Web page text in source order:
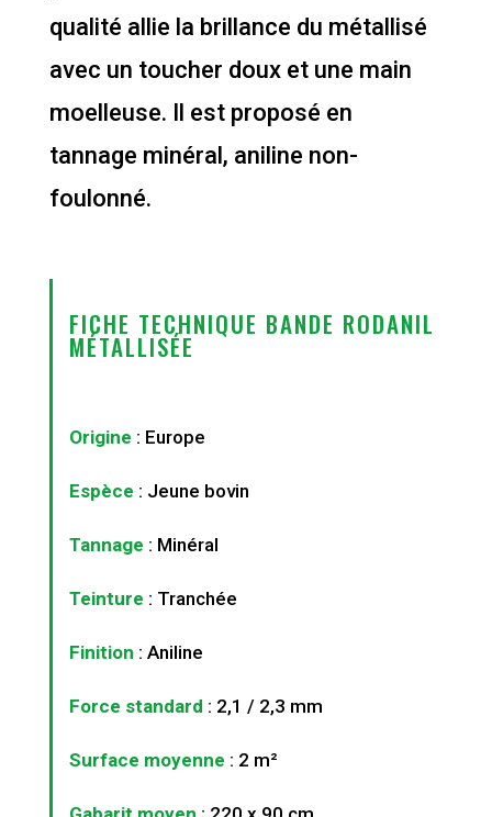
qualité allie la brillance du métallisé
avec un toucher doux et une main
moelleuse. Il est proposé en
tannage minéral, aniline non-
foulonné.
FICHE TECHNIQUE BANDE RODANIL
MÉTALLISÉE
Origine : Europe
Espèce : Jeune bovin
Tannage : Minéral
Teinture : Tranchée
Finition : Aniline
Force standard : 2,1 / 2,3 mm
Surface moyenne : 2 m²